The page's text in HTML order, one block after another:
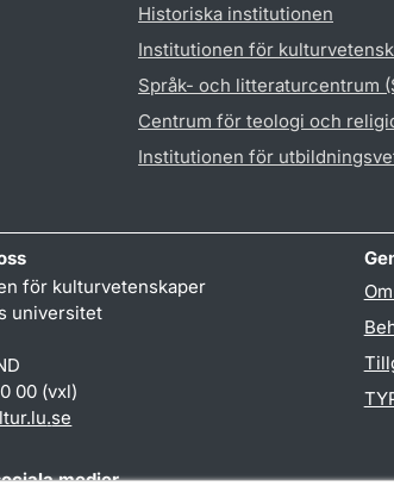
Historiska institutionen
Institutionen för
Språk- och litteraturcentrum
Centrum för teologi och
Institutionen för
för kulturvetenskaper
universitet
00 (vxl)
.se
medier